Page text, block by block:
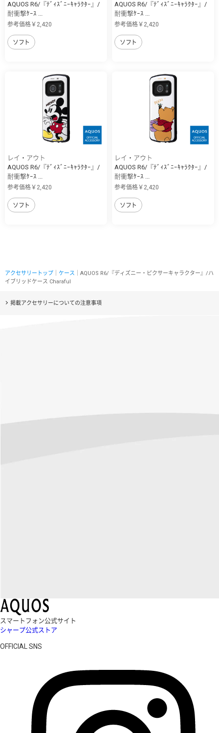
AQUOS R6/『ﾃﾞｨｽﾞﾆｰｷｬﾗｸﾀｰ』/
耐衝撃ｹｰｽ ...
参考価格￥2,420
ソフト
AQUOS R6/『ﾃﾞｨｽﾞﾆｰｷｬﾗｸﾀｰ』/
耐衝撃ｹｰｽ ...
参考価格￥2,420
ソフト
レイ・アウト
AQUOS R6/『ﾃﾞｨｽﾞﾆｰｷｬﾗｸﾀｰ』/
耐衝撃ｹｰｽ ...
参考価格￥2,420
ソフト
レイ・アウト
AQUOS R6/『ﾃﾞｨｽﾞﾆｰｷｬﾗｸﾀｰ』/
耐衝撃ｹｰｽ ...
参考価格￥2,420
ソフト
アクセサリートップ ケース ｜AQUOS R6/『ディズニー・ピクサーキャラクター』/ハ
イブリッドケース Charaful
掲載アクセサリーについての注意事項
スマートフォン公式サイト
シャープ公式ストア
OFFICIAL SNS